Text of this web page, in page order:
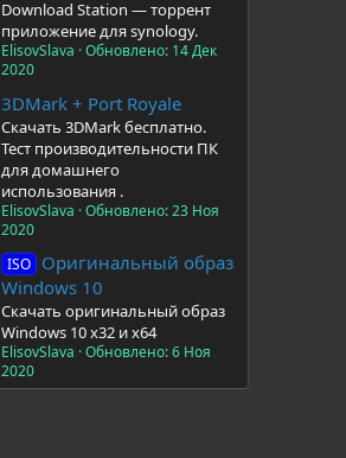
Download Station — торрент
приложение для synology.
ElisovSlava Обновлено: 14 Дек
2020
3DMark + Port Royale
Скачать 3DMark бесплатно.
Тест производительности ПК
для домашнего
использования .
ElisovSlava Обновлено:23 Ноя
2020
ISO Оригинальный образ
Windows 10
Скачать оригинальный образ
Windows 10 x32 и x64
ElisovSlava Обновлено:6 Ноя
2020